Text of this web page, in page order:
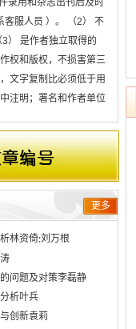
录用和杂志出刊后及时
客服人员 ）。 （2） 不
） 是作者独立取得的
权和版权，不损害第三
文字复制比必须低于用
注明；署名和作者单位
更多
林资倚;刘万根
问题及对策李磊静
析叶兵
创新袁莉